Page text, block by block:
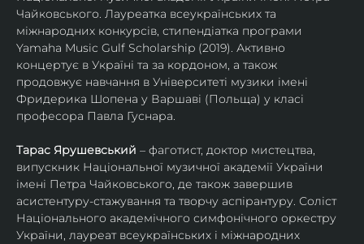
Чайковського. Лауреатка всеукраїнських та
міжнародних конкурсів, стипендіатка програми
Yamaha Music Gulf Scholarship (2019). Активно
концертує в Україні та за кордоном, а також
продовжує навчання в Університеті музики імені
Фридерика Шопена у Варшаві (Польща) у класі
професора Павла Гуснара.
Тарас Ярушевський – фаготист, доктор мистецтва,
випускник Національної музичної академії України
імені Петра Чайковського, де також завершив
асистентуру-стажування та творчу аспірантуру. Соліст
Національного академічного симфонічного оркестру
України, лауреат всеукраїнських і міжнародних